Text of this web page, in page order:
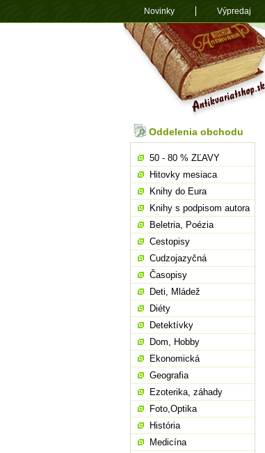
Oddelenia obchodu
50 - 80 % ZĽAVY
Hitovky mesiaca
Knihy do Eura
Knihy s podpisom autora
Beletria, Poézia
Cestopisy
Cudzojazyčná
Časopisy
Deti, Mládež
Diéty
Detektívky
Dom, Hobby
Ekonomická
Geografia
Ezoterika, záhady
Foto,Optika
História
Medicína
Novinky Výpredaj